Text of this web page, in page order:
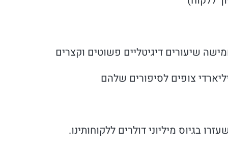
שיעורים דיגיטליים פשוטים וקצרים
צופים לסיפורים שלהם
בגיוס מיליוני דולרים ללקוחותינו.